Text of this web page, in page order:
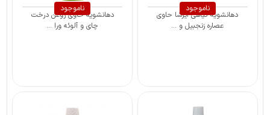
ناموجود
دهانشویه گیاهی ایرشا حاوی
عصاره زنجبیل و ...
ناموجود
دهانشویه حاوی روغن درخت
چای و آلوئه ورا ...